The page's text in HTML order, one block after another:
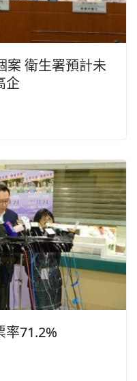
案 衛生署預計未
企
率71.2%